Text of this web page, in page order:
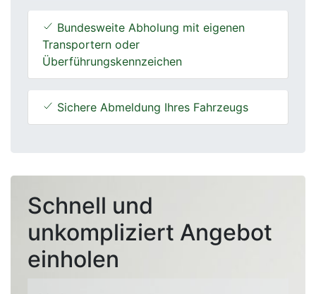
Bundesweite Abholung mit eigenen
Transportern oder
Überführungskennzeichen
Sichere Abmeldung Ihres Fahrzeugs
Schnell und
unkompliziert Angebot
einholen